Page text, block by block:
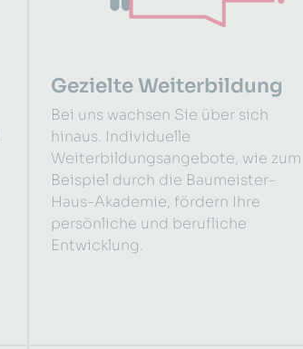
Gezielte Weiterbildung
Bei uns wachsen Sie über sich
hinaus. Individuelle
Weiterbildungsangebote, wie zum
Beispiel durch die Baumeister-
Haus-Akademie, fördern Ihre
persönliche und berufliche
Entwicklung.